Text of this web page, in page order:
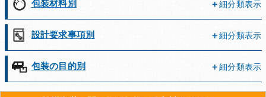
包装材料別 細分類表示
設計要求事項別 細分類表示
包装の目的別 細分類表示